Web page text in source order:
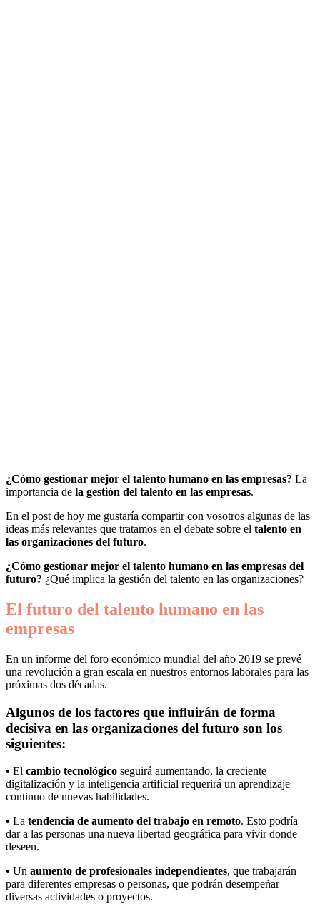
¿Cómo gestionar mejor el talento humano en las empresas? La
importancia de la gestión del talento en las empresas.
En el post de hoy me gustaría compartir con vosotros algunas de las
ideas más relevantes que tratamos en el debate sobre el talento en
las organizaciones del futuro.
¿Cómo gestionar mejor el talento humano en las empresas del
futuro? ¿Qué implica la gestión del talento en las organizaciones?
El futuro del talento humano en las
empresas
En un informe del foro económico mundial del año 2019 se prevé
una revolución a gran escala en nuestros entornos laborales para las
próximas dos décadas.
Algunos de los factores que influirán de forma
decisiva en las organizaciones del futuro son los
siguientes:
• El cambio tecnológico seguirá aumentando, la creciente
digitalización y la inteligencia artificial requerirá un aprendizaje
continuo de nuevas habilidades.
• La tendencia de aumento del trabajo en remoto. Esto podría
dar a las personas una nueva libertad geográfica para vivir donde
deseen.
• Un aumento de profesionales independientes, que trabajarán
para diferentes empresas o personas, que podrán desempeñar
diversas actividades o proyectos.